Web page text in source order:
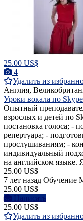
25.00 US$
4
Удалить из
Англия,
Уроки вокала по
Опытный
взрослых и детей по
постановка голоса; -
репертуара; -
прослушиваниям; -
индивидуальный
на английском языке.
25.00 US$
7 лет назад Обучение
25.00 US$
Написать
25.00 US$
Удалить из